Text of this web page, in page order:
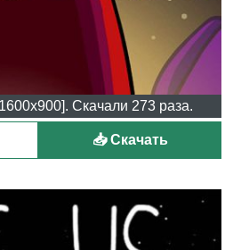
Скачали 273 раза.
📥 Скачать